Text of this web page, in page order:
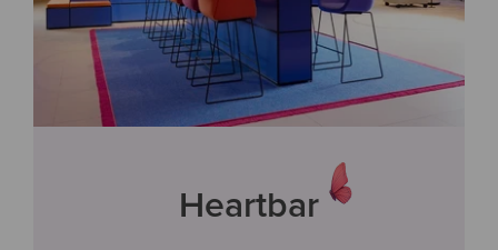
Heartbar